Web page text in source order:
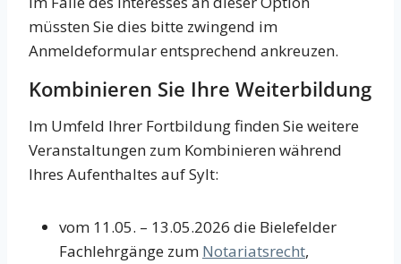
müssten Sie dies bitte zwingend im
Anmeldeformular entsprechend ankreuzen.
Kombinieren Sie Ihre Weiterbildung
Im Umfeld Ihrer Fortbildung finden Sie weitere
Veranstaltungen zum Kombinieren während
Ihres Aufenthaltes auf Sylt:
vom 11.05. – 13.05.2026 die Bielefelder
Fachlehrgänge zum Notariatsrecht,